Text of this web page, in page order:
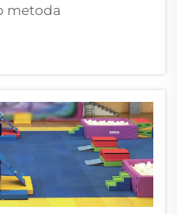
metoda
stając się
która
się w tradycyjne
integruje się z